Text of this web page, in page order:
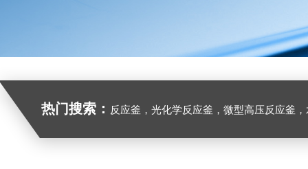
热门搜索： 反应釜，光化学反应釜，微型高压反应釜